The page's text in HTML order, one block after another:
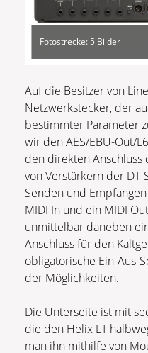
Fotostrecke: 5 Bilder
Auf die Besitzer von
Netzwerkstecker, der
bestimmter Parameter
wir den AES/EBU-Out/
den direkten Anschluss
von Verstärkern der
Senden und
MIDI In und ein MIDI
unmittelbar daneben
Anschluss für den
obligatorische Ein-Aus-
der Möglichkeiten.
Die Unterseite ist mit
die den Helix LT
man ihn mithilfe von